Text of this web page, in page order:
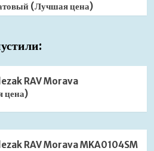
(Лучшая цена)
RAV Morava
цена)
RAV Morava MKA0104SM